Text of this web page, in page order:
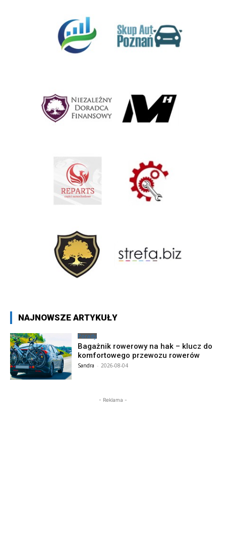
NAJNOWSZE ARTYKUŁY
Porady
Bagażnik rowerowy na hak – klucz do
komfortowego przewozu rowerów
Sandra - 2026-08-04
- Reklama -